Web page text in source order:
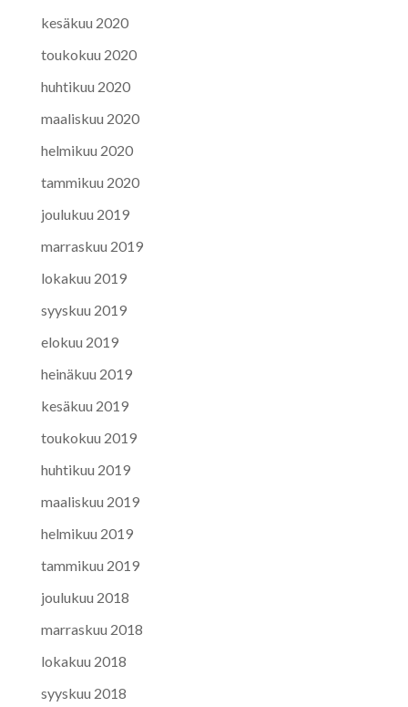
kesäkuu 2020
toukokuu 2020
huhtikuu 2020
maaliskuu 2020
helmikuu 2020
tammikuu 2020
joulukuu 2019
marraskuu 2019
lokakuu 2019
syyskuu 2019
elokuu 2019
heinäkuu 2019
kesäkuu 2019
toukokuu 2019
huhtikuu 2019
maaliskuu 2019
helmikuu 2019
tammikuu 2019
joulukuu 2018
marraskuu 2018
lokakuu 2018
syyskuu 2018